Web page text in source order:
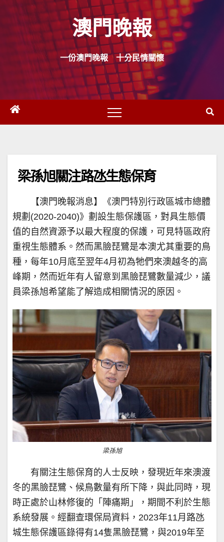
Skip
content
澳門晚報
一份澳門晚報 十分民情關懷
梁孫旭關注路氹生態保育
【澳門晚報消息】《澳門特別行政區城市總體
規劃(2020-2040)》劃設生態保護區，對具生態價
值的自然資源予以最大程度的保護，可見特區政府
重視生態體系。然而黑臉琵鷺是本澳尤其重要的鳥
種，每年10月底至翌年4月初為牠們來澳越冬的高
峰期，然而近年有人留意到黑臉琵鷺數量減少，議
員梁孫旭希望能了解造成相關情況的原因。
梁孫旭
有關注生態保育的人士反映，發現近年來澳渡
冬的黑臉琵鷺、候鳥數量有所下降，與此同時，現
時正處於山林修復的「陣痛期」，期間不利於生態
系統發展。經翻查環保局資料，2023年11月路氹
城生態保護區錄得有14隻黑臉琵鷺，與2019年至